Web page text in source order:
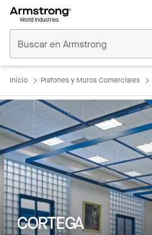
Comerciales
Inicio
Inicio Plafones y Muros Comerciales
CORTEGA